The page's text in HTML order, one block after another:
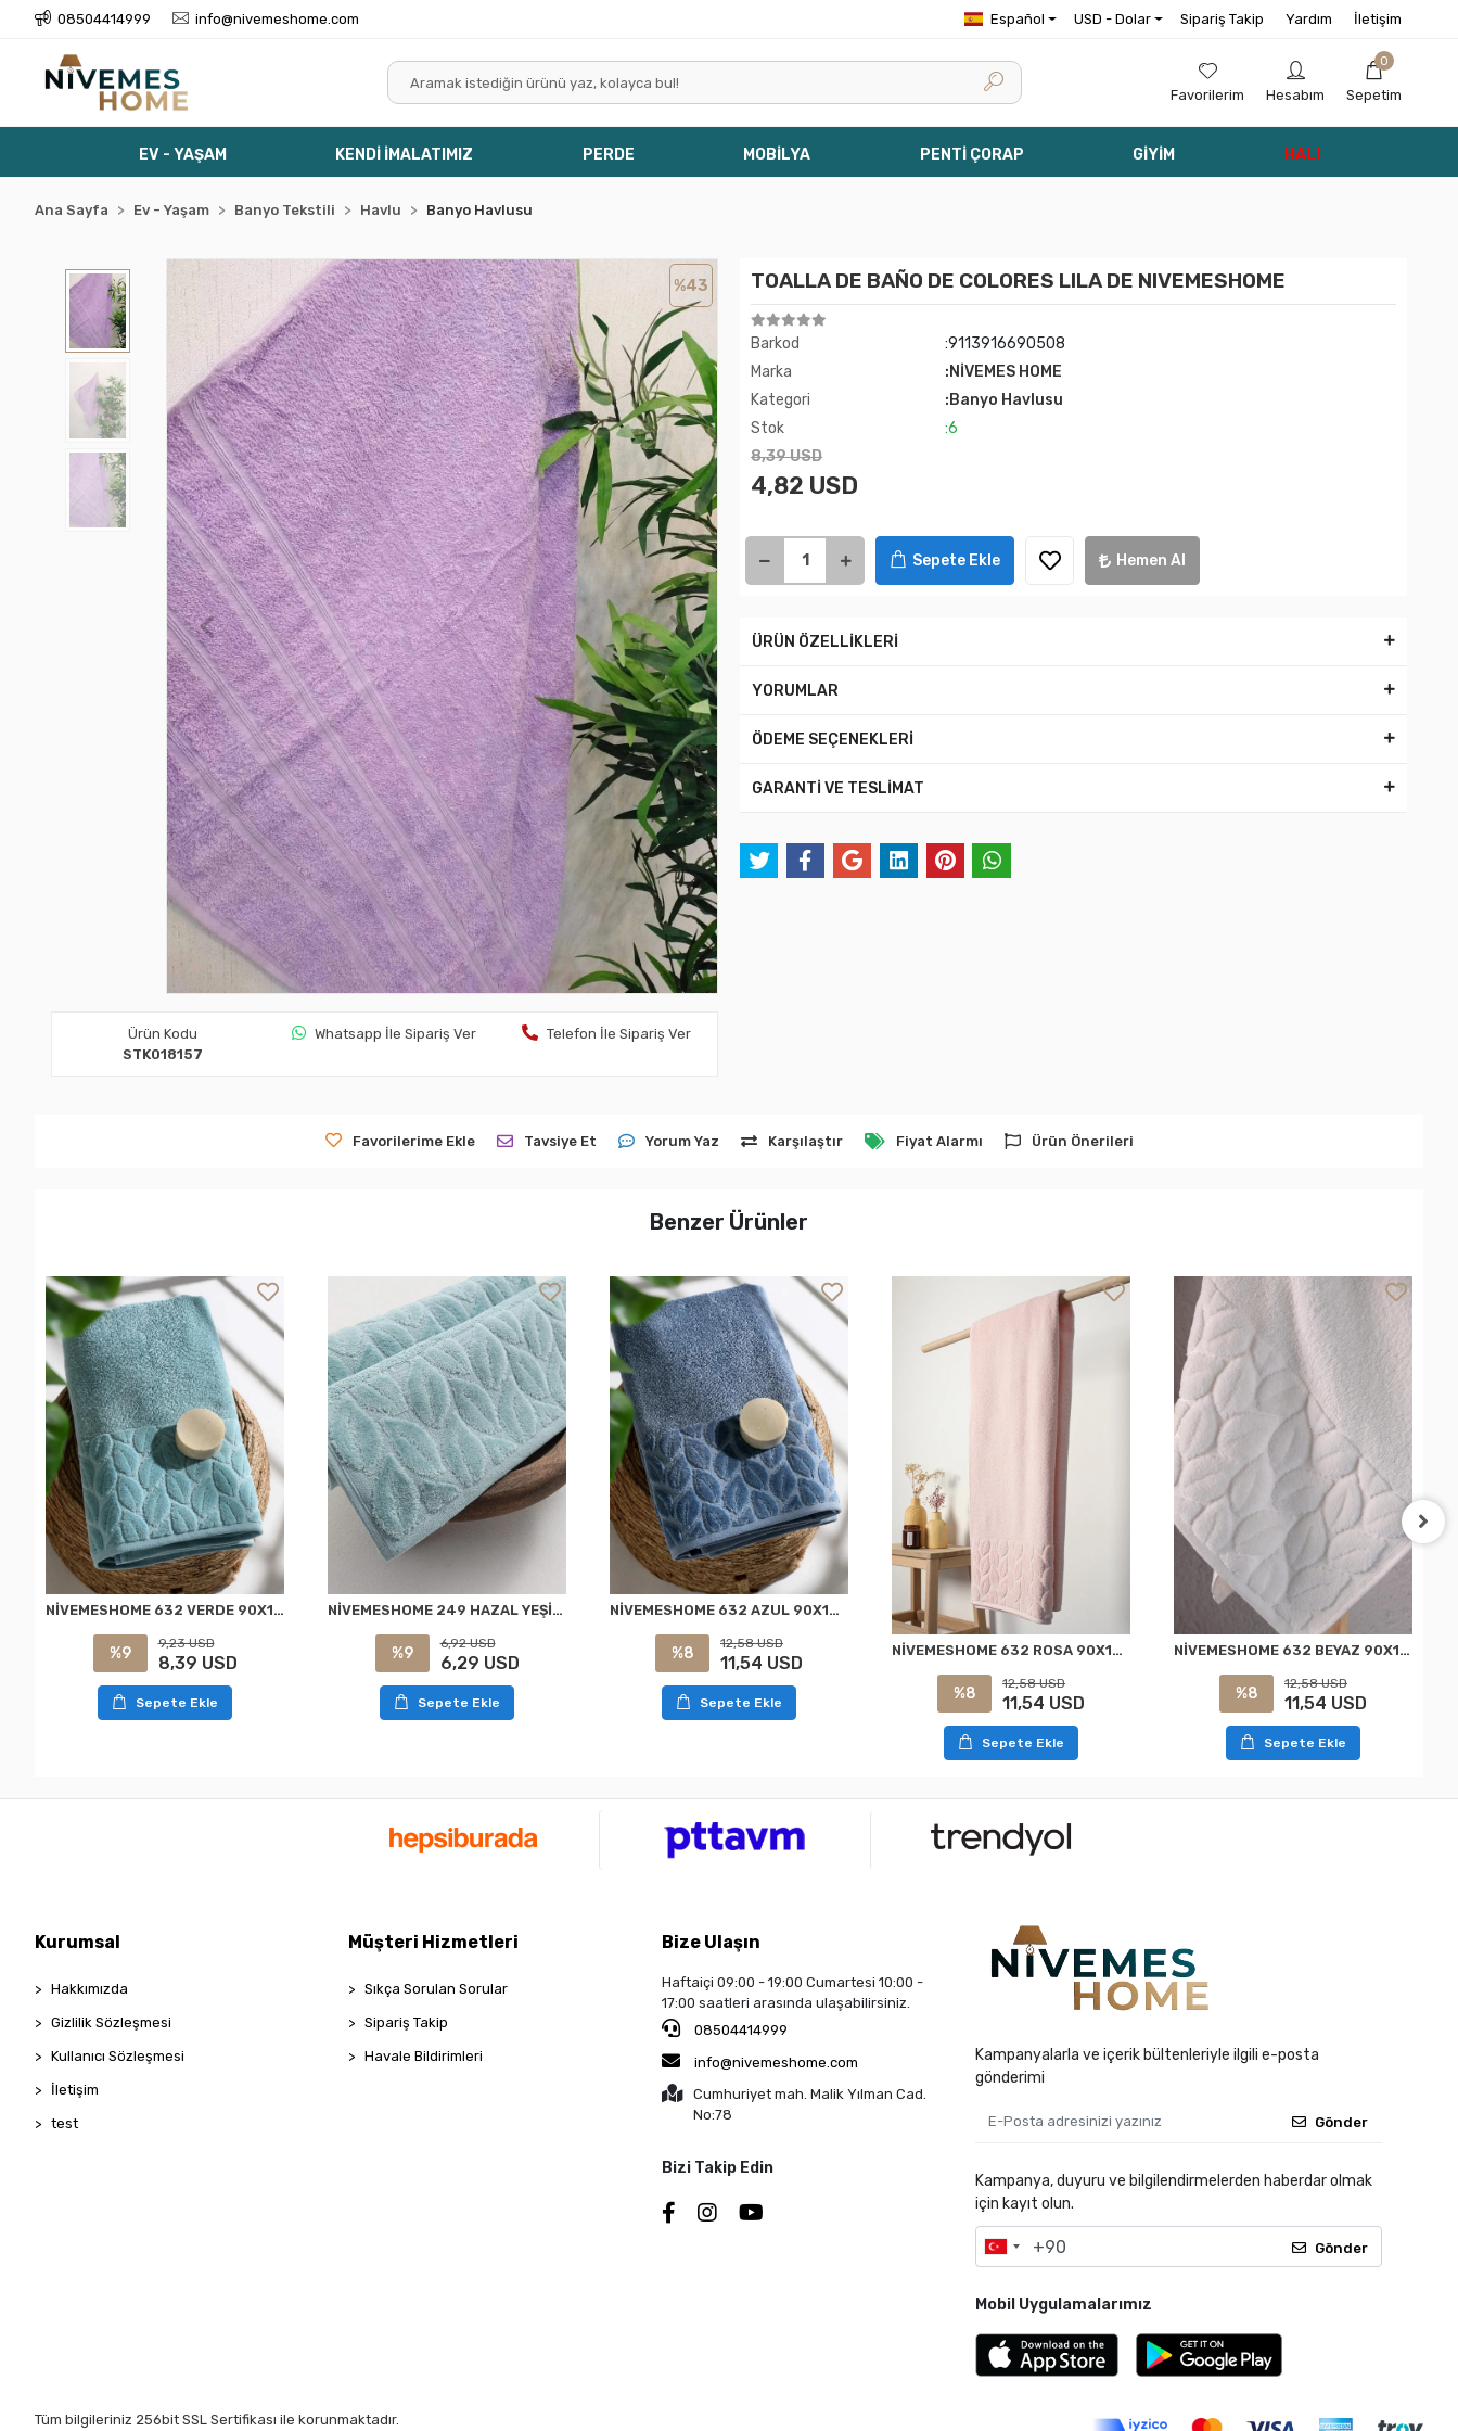
08504414999 info@nivemeshome.com Español USD - Dolar Sipariş Takip Yardım İletişim
Favorilerim Hesabım
0
Sepetim
EV - YAŞAM KENDİ İMALATIMIZ PERDE MOBİLYA PENTİ ÇORAP GİYİM HALI
Ana Sayfa Ev - Yaşam Banyo Tekstili Havlu Banyo Havlusu
%43
Ürün Kodu
STK018157
Whatsapp İle Sipariş Ver Telefon İle Sipariş Ver
TOALLA DE BAÑO DE COLORES LILA DE NIVEMESHOME
Barkod
:9113916690508
Marka
:NİVEMES HOME
Kategori
:Banyo Havlusu
Stok
:6
8,39 USD
4,82 USD
Sepete Ekle Hemen Al
ÜRÜN ÖZELLİKLERİ
YORUMLAR
ÖDEME SEÇENEKLERİ
GARANTİ VE TESLİMAT
Favorilerime Ekle Tavsiye Et Yorum Yaz Karşılaştır Fiyat Alarmı Ürün Önerileri
Benzer Ürünler
NİVEMESHOME 632 VERDE 90X150 HAZAL TOALLA DE BAÑO NURPAK
%9
9,23 USD
8,39 USD
Sepete Ekle
NİVEMESHOME 249 HAZAL YEŞİL JAKARLI HAVLU NURPAK
%9
6,92 USD
6,29 USD
Sepete Ekle
NİVEMESHOME 632 AZUL 90X150 HAZAL TOALLA DE BAÑO NURPAK
%8
12,58 USD
11,54 USD
Sepete Ekle
NİVEMESHOME 632 ROSA 90X150 TOALLA DE BAÑO HAZAL NURPAK
%8
12,58 USD
11,54 USD
Sepete Ekle
NİVEMESHOME 632 BEYAZ 90X150 HAZAL BANYO HAVLUSU NURPAK
%8
12,58 USD
11,54 USD
Sepete Ekle
Kurumsal
Hakkımızda
Gizlilik Sözleşmesi
Kullanıcı Sözleşmesi
İletişim
test
Müşteri Hizmetleri
Sıkça Sorulan Sorular
Sipariş Takip
Havale Bildirimleri
Bize Ulaşın
Haftaiçi 09:00 - 19:00 Cumartesi 10:00 -
17:00 saatleri arasında ulaşabilirsiniz.
08504414999
info@nivemeshome.com
Cumhuriyet mah. Malik Yılman Cad.
No:78
Bizi Takip Edin
Kampanyalarla ve içerik bültenleriyle ilgili e-posta
gönderimi
Gönder
Kampanya, duyuru ve bilgilendirmelerden haberdar olmak
için kayıt olun.
Gönder
Mobil Uygulamalarımız
Tüm bilgileriniz 256bit SSL Sertifikası ile korunmaktadır.